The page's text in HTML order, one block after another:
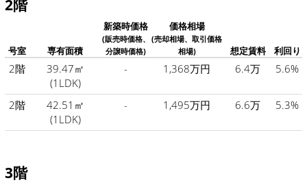
2階
号室 専有面積
新築時価格
(販売時価格、
分譲時価格)
価格相場
(売却相場、取引価格
相場)
想定賃料 利回り
2階
39.47㎡
(1LDK)
- 1,368万円 6.4万 5.6%
2階
42.51㎡
(1LDK)
- 1,495万円 6.6万 5.3%
3階